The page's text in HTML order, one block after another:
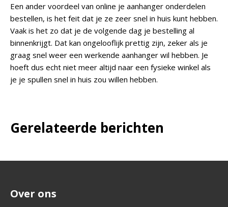
Een ander voordeel van online je aanhanger onderdelen
bestellen, is het feit dat je ze zeer snel in huis kunt hebben.
Vaak is het zo dat je de volgende dag je bestelling al
binnenkrijgt. Dat kan ongelooflijk prettig zijn, zeker als je
graag snel weer een werkende aanhanger wil hebben. Je
hoeft dus echt niet meer altijd naar een fysieke winkel als
je je spullen snel in huis zou willen hebben.
Gerelateerde berichten
Over ons